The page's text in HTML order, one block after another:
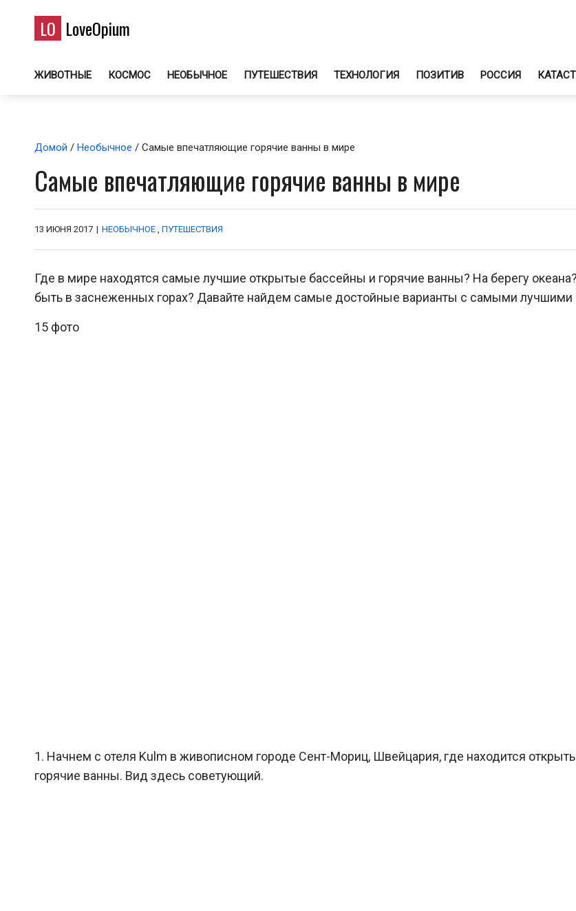
LO LoveOpium
ЖИВОТНЫЕ КОСМОС НЕОБЫЧНОЕ ПУТЕШЕСТВИЯ ТЕХНОЛОГИЯ ПОЗИТИВ РОССИЯ
Домой / Необычное / Самые впечатляющие горячие ванны в мире
Самые впечатляющие горячие ванны в мире
13 ИЮНЯ 2017 | НЕОБЫЧНОЕ , ПУТЕШЕСТВИЯ
Где в мире находятся самые лучшие открытые бассейны и горячие ванны? На берегу
быть в заснеженных горах? Давайте найдем самые достойные варианты с самыми лучшими
15 фото
1. Начнем с отеля Kulm в живописном городе Сент-Мориц, Швейцария, где находится
горячие ванны. Вид здесь советующий.